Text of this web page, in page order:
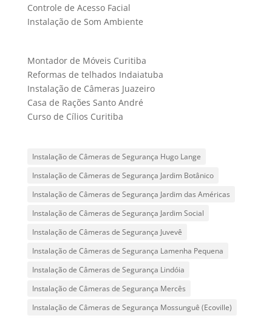
Controle de Acesso Facial
Instalação de Som Ambiente
Montador de Móveis Curitiba
Reformas de telhados Indaiatuba
Instalação de Câmeras Juazeiro
Casa de Rações Santo André
Curso de Cílios Curitiba
Instalação de Câmeras de Segurança Hugo Lange
Instalação de Câmeras de Segurança Jardim Botânico
Instalação de Câmeras de Segurança Jardim das Américas
Instalação de Câmeras de Segurança Jardim Social
Instalação de Câmeras de Segurança Juvevê
Instalação de Câmeras de Segurança Lamenha Pequena
Instalação de Câmeras de Segurança Lindóia
Instalação de Câmeras de Segurança Mercês
Instalação de Câmeras de Segurança Mossunguê (Ecoville)